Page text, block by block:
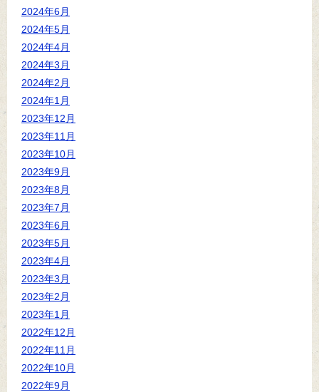
2024年6月
2024年5月
2024年4月
2024年3月
2024年2月
2024年1月
2023年12月
2023年11月
2023年10月
2023年9月
2023年8月
2023年7月
2023年6月
2023年5月
2023年4月
2023年3月
2023年2月
2023年1月
2022年12月
2022年11月
2022年10月
2022年9月